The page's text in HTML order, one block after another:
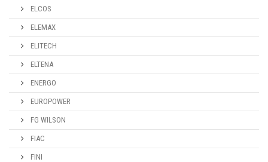
ELCOS
ELEMAX
ELITECH
ELTENA
ENERGO
EUROPOWER
FG WILSON
FIAC
FINI